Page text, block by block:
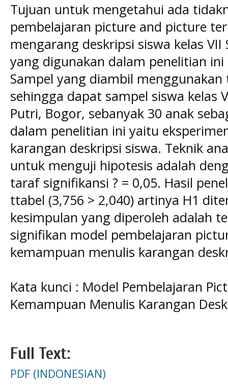
Tujuan untuk mengetahui ada
pembelajaran picture and picture
mengarang deskripsi siswa kelas
yang digunakan dalam penelitian
Sampel yang diambil
sehingga dapat sampel siswa kelas
Putri, Bogor, sebanyak 30 anak
dalam penelitian ini yaitu
karangan deskripsi siswa. Teknik
untuk menguji hipotesis adalah
taraf signifikansi ? = 0,05. Hasil
ttabel (3,756 > 2,040) artinya H1
kesimpulan yang diperoleh adalah
signifikan model pembelajaran
kemampuan menulis karangan
Kata kunci : Model Pembelajaran
Kemampuan Menulis Karangan
Full Text:
PDF (INDONESIAN)